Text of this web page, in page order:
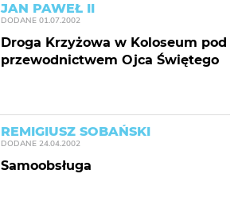
JAN PAWEŁ II
DODANE 01.07.2002
Droga Krzyżowa w Koloseum pod
przewodnictwem Ojca Świętego
REMIGIUSZ SOBAŃSKI
DODANE 24.04.2002
Samoobsługa